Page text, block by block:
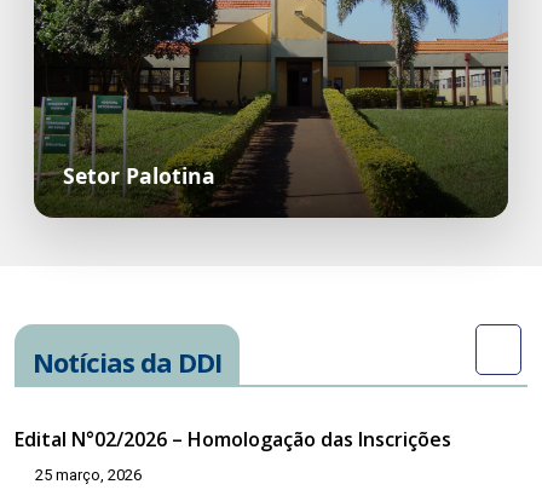
Setor Palotina
Notícias da DDI
Edital N°02/2026 – Homologação das Inscrições
25 março, 2026